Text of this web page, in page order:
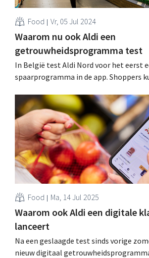
Food Vr, 05 Jul 2024
Waarom nu ook Aldi een
getrouwheidsprogramma test
In België test Aldi Nord voor het eerst
spaarprogramma in de app. Shoppers
Uiteraard gaat het om meer dan enkel
klanten te binden. .
Food Ma, 14 Jul 2025
Waarom ook Aldi een digitale
lanceert
Na een geslaagde test sinds vorige
nieuw digitaal